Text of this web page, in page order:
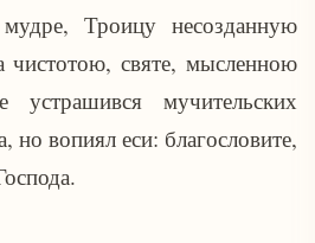
Троицу несозданную
чистотою, святе, мысленною
мучительских
но вопиял еси: благословите,